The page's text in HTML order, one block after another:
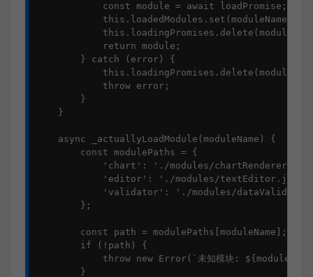
            const module = await loadPromise;
this.loadedModules.set(moduleName,
            return module;
        } catch (error) {
            throw error;
        }
    }
    async _actuallyLoadModule(moduleName) {
        const modulePaths = {
'chart': './modules/
            'editor': './modules/textEditor.js',
'validator': './modules/
        };
        const path = modulePaths[moduleName];
        if (!path) {
throw new Error(`未知模块:
        }